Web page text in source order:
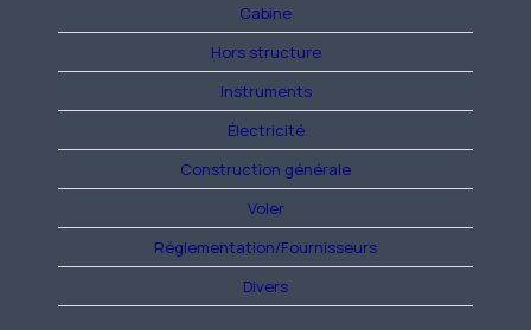
Cabine
Hors structure
Instruments
Électricité
Construction générale
Voler
Réglementation/Fournisseurs
Divers